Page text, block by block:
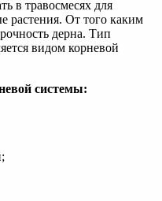
в травосмесях для
растения. От того каким
дерна. Тип
видом корневой
системы: